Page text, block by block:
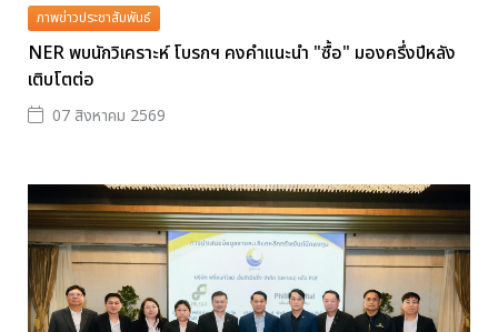
ภาพข่าวประชาสัมพันธ์
NER พบนักวิเคราะห์ โบรกฯ คงคำแนะนำ "ซื้อ" มองครึ่งปีหลัง
เติบโตต่อ
07 สิงหาคม 2569